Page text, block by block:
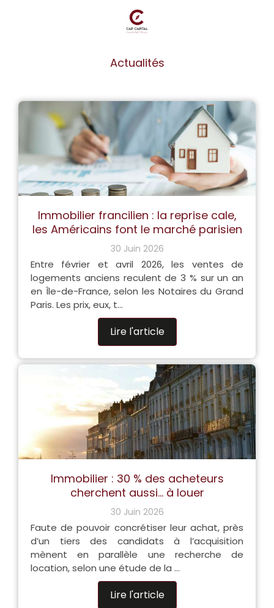
Actualités
Immobilier francilien : la reprise cale,
les Américains font le marché parisien
30 Juin 2026
Entre février et avril 2026, les ventes de
logements anciens reculent de 3 % sur un an
en Île-de-France, selon les Notaires du Grand
Paris. Les prix, eux, t...
Lire l'article
Immobilier : 30 % des acheteurs
cherchent aussi… à louer
30 Juin 2026
Faute de pouvoir concrétiser leur achat, près
d’un tiers des candidats à l’acquisition
mènent en parallèle une recherche de
location, selon une étude de la ...
Lire l'article